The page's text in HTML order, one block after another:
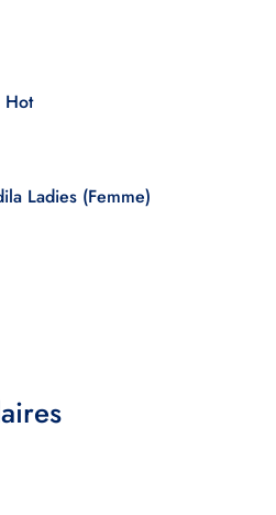
Hot
Ladies (Femme)